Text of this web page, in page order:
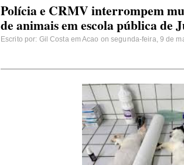
Polícia e CRMV interrompem
de animais em escola pública de
Escrito por: Gil Costa em Acao on segunda-feira, 9 de